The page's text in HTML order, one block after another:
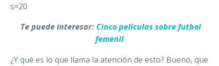
s=20
Te puede interesar: Cinco películas sobre futbol
femenil
¿Y qué es lo que llama la atención de esto? Bueno, que